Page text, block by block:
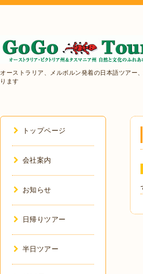
オーストラリア、メルボルン発着の日本語ツアー
ります
トップページ
会社案内
お知らせ
日帰りツアー
半日ツアー